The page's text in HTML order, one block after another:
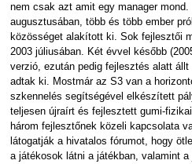
nem csak azt amit egy manager
augusztusában, több és több ember
közösséget alakított ki. Sok fejlesztői
2003 júliusában. Két évvel később
verzió, ezután pedig fejlesztés alatt
adtak ki. Mostmár az S3 van a
szkennelés segítségével elkészített
teljesen újraírt és fejlesztett gumi-
három fejlesztőnek közeli kapcsolata
látogatják a hivatalos fórumot, hogy
a játékosok látni a játékban, valamint